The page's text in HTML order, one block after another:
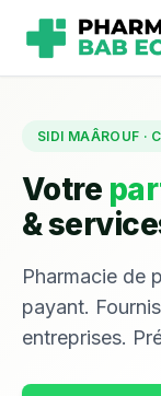
SIDI MAÂROUF ·
Votre
&
Pharmacie de
payant.
entreprises.